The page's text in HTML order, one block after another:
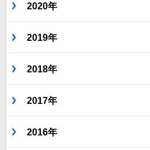
2020年
2019年
2018年
2017年
2016年